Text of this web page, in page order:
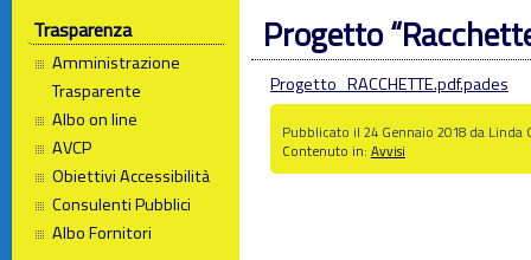
Trasparenza
Amministrazione
Trasparente
Albo on line
AVCP
Obiettivi Accessibilità
Consulenti Pubblici
Albo Fornitori
Progetto
Progetto_RACCHETTE.pdf.pades
Pubblicato il 24 Gennaio 2018 da Linda
Contenuto in: Avvisi